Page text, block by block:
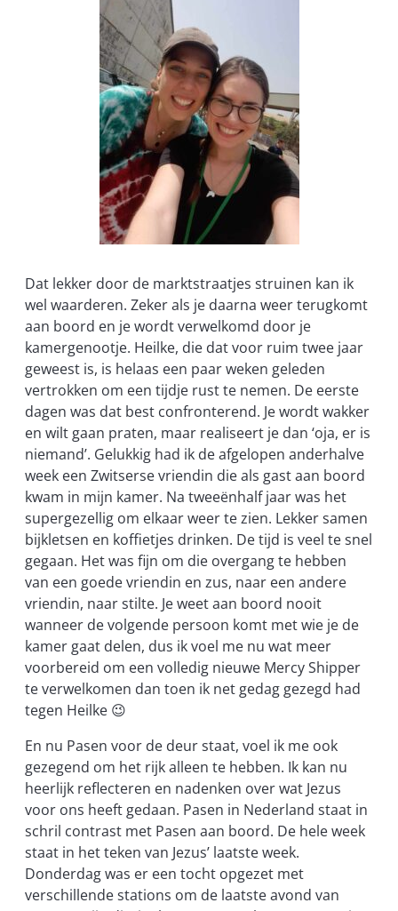
Dat lekker door de marktstraatjes struinen kan ik
wel waarderen. Zeker als je daarna weer terugkomt
aan boord en je wordt verwelkomd door je
kamergenootje. Heilke, die dat voor ruim twee jaar
geweest is, is helaas een paar weken geleden
vertrokken om een tijdje rust te nemen. De eerste
dagen was dat best confronterend. Je wordt wakker
en wilt gaan praten, maar realiseert je dan ‘oja, er is
niemand’. Gelukkig had ik de afgelopen anderhalve
week een Zwitserse vriendin die als gast aan boord
kwam in mijn kamer. Na tweeënhalf jaar was het
supergezellig om elkaar weer te zien. Lekker samen
bijkletsen en koffietjes drinken. De tijd is veel te snel
gegaan. Het was fijn om die overgang te hebben
van een goede vriendin en zus, naar een andere
vriendin, naar stilte. Je weet aan boord nooit
wanneer de volgende persoon komt met wie je de
kamer gaat delen, dus ik voel me nu wat meer
voorbereid om een volledig nieuwe Mercy Shipper
te verwelkomen dan toen ik net gedag gezegd had
tegen Heilke 😉
En nu Pasen voor de deur staat, voel ik me ook
gezegend om het rijk alleen te hebben. Ik kan nu
heerlijk reflecteren en nadenken over wat Jezus
voor ons heeft gedaan. Pasen in Nederland staat in
schril contrast met Pasen aan boord. De hele week
staat in het teken van Jezus’ laatste week.
Donderdag was er een tocht opgezet met
verschillende stations om de laatste avond van